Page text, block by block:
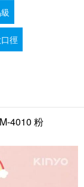
徑
4010 粉